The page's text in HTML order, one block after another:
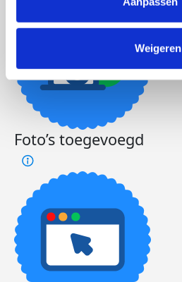
Weigeren
Foto’s toegevoegd